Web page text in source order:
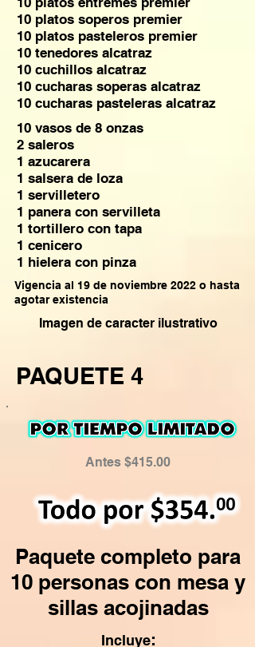
10 platos soperos premier
10 platos pasteleros premier
10 tenedores alcatraz
10 cuchillos alcatraz
10 cucharas soperas alcatraz
10 cucharas pasteleras alcatraz
10 vasos de 8 onzas
2 saleros
1 azucarera
1 salsera de loza
1 servilletero
1 panera con servilleta
1 tortillero con tapa
1 cenicero
1 hielera con pinza
Vigencia al 19 de noviembre 2022 o hasta
agotar existencia
Imagen de caracter ilustrativo
PAQUETE 4
Antes $415.00
Paquete completo para
10 personas con mesa y
sillas acojinadas
Incluye: